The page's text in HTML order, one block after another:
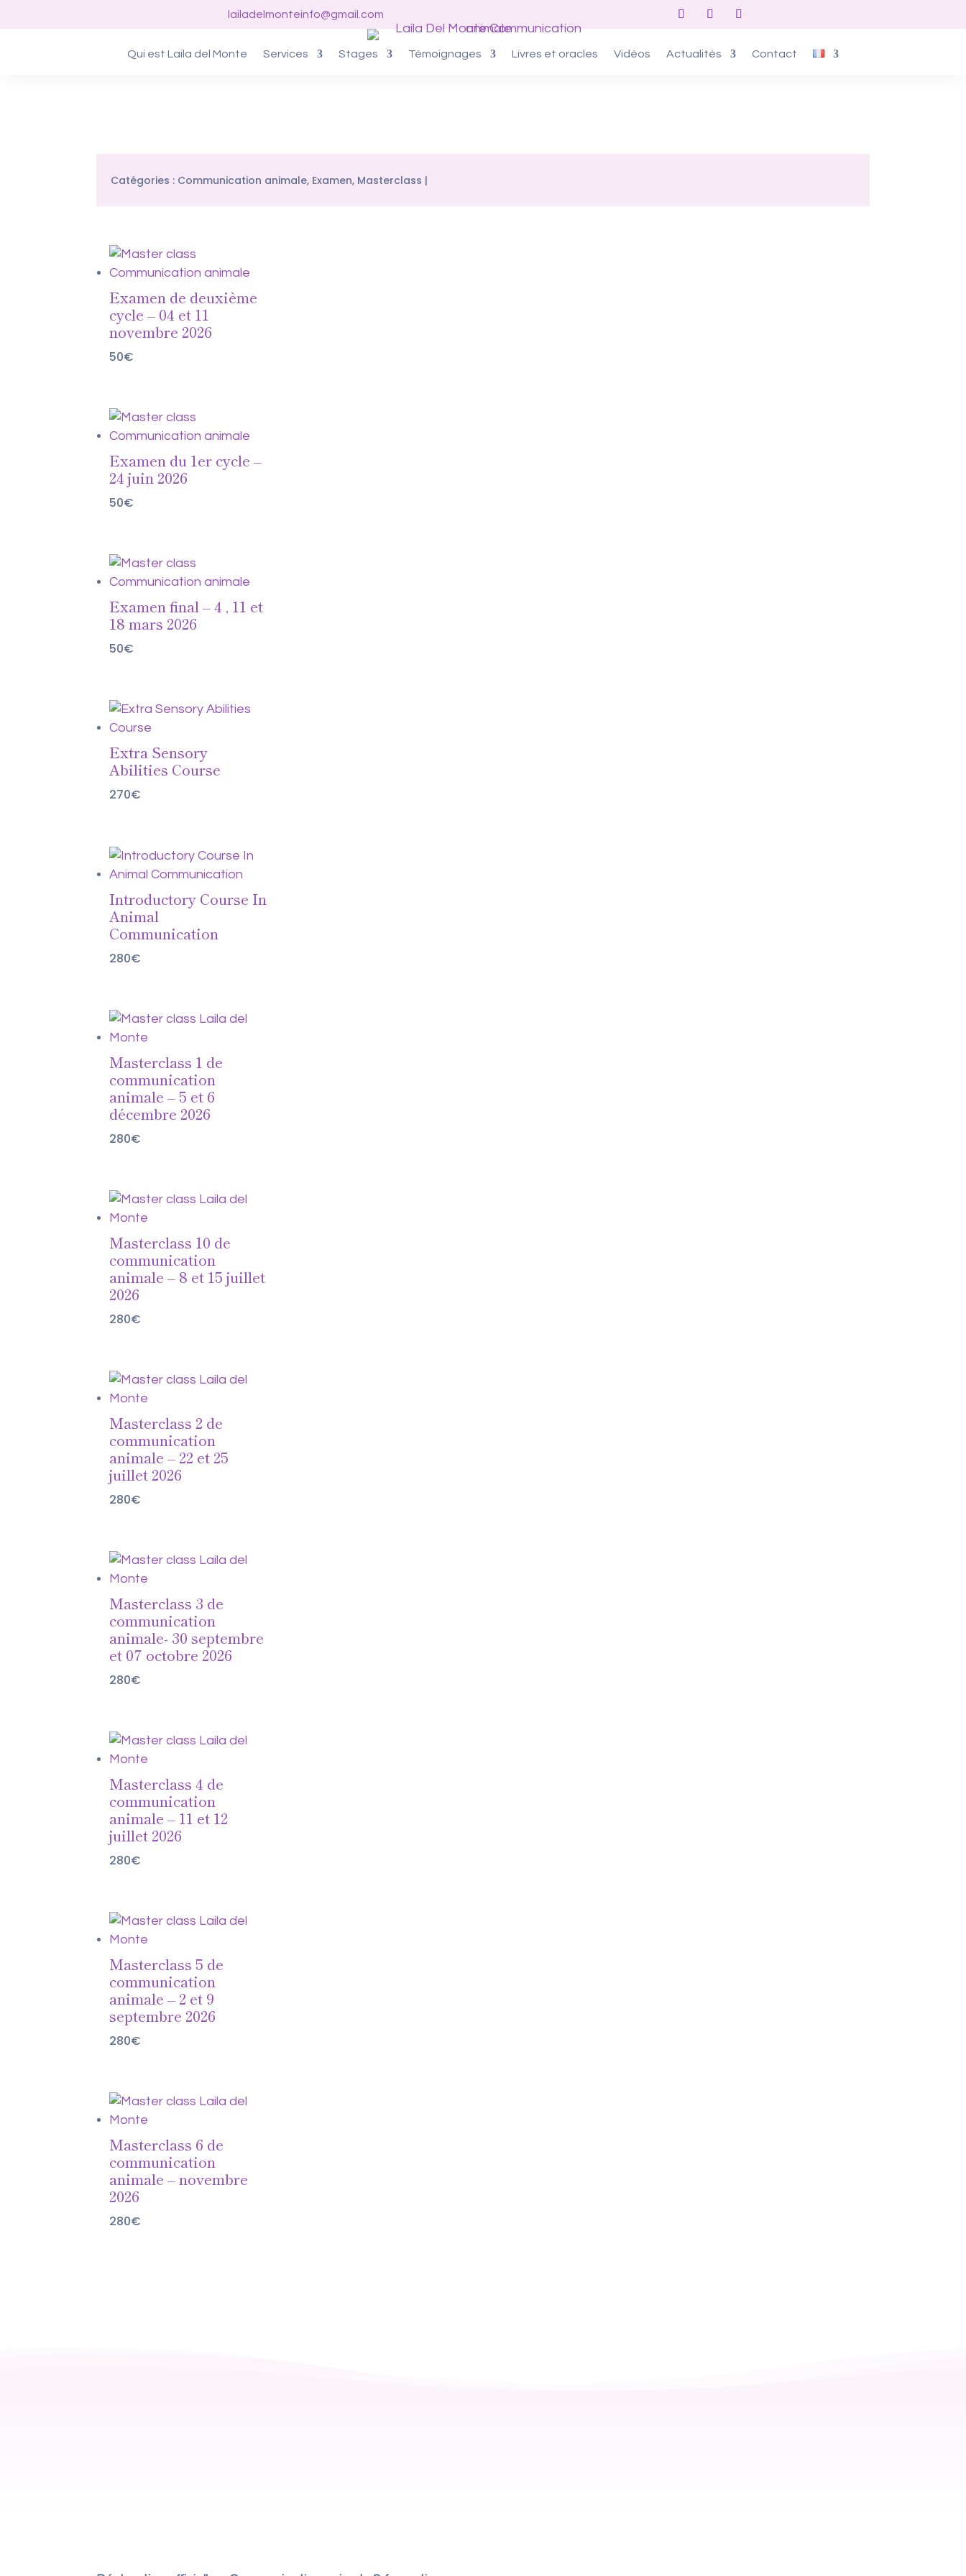
lailadelmonteinfo@gmail.com
Qui est Laila del Monte Services Stages Témoignages Livres et oracles Vidéos Actualités Contact
Catégories : Communication animale, Examen, Masterclass
Examen de deuxième
cycle – 04 et 11
novembre 2026
50€
Examen du 1er cycle –
24 juin 2026
50€
Examen final – 4 , 11 et
18 mars 2026
50€
Extra Sensory
Abilities Course
270€
Introductory Course In
Animal
Communication
280€
Masterclass 1 de
communication
animale – 5 et 6
décembre 2026
280€
Masterclass 10 de
communication
animale – 8 et 15 juillet
2026
280€
Masterclass 2 de
communication
animale – 22 et 25
juillet 2026
280€
Masterclass 3 de
communication
animale- 30 septembre
et 07 octobre 2026
280€
Masterclass 4 de
communication
animale – 11 et 12
juillet 2026
280€
Masterclass 5 de
communication
animale – 2 et 9
septembre 2026
280€
Masterclass 6 de
communication
animale – novembre
2026
280€